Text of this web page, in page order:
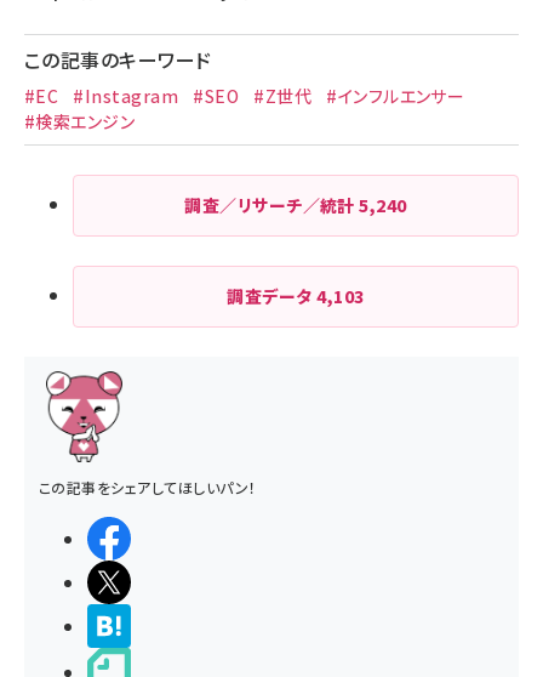
この記事のキーワード
#EC #Instagram #SEO #Z世代
#インフルエンサー
#検索エンジン
調査／リサーチ／統計5,240
調査データ4,103
この記事をシェアしてほしいパン！